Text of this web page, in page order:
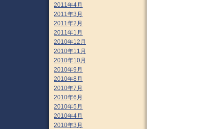
2011年4月
2011年3月
2011年2月
2011年1月
2010年12月
2010年11月
2010年10月
2010年9月
2010年8月
2010年7月
2010年6月
2010年5月
2010年4月
2010年3月